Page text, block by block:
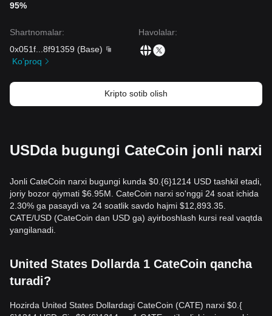
95%
Shartnomalar:
0x051f
8f91359 (Base)
Ko’proq
Havolalar:
Kripto sotib olish
USDda bugungi CateCoin jonli narxi
Jonli CateCoin narxi bugungi kunda $0.{​6}1214 USD tashkil etadi,
joriy bozor qiymati $6.95M. CateCoin narxi so'nggi 24 soat ichida
2.30% ga pasaydi va 24 soatlik savdo hajmi $12,893.35.
CATE/USD (CateCoin dan USD ga) ayirboshlash kursi real vaqtda
yangilanadi.
United States Dollarda 1 CateCoin qancha
turadi?
Hozirda United States Dollardagi CateCoin (CATE) narxi $0.{​